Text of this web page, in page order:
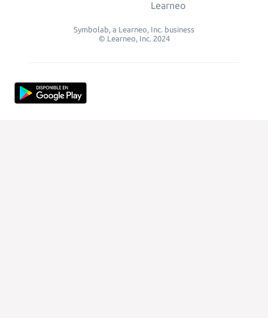
Learneo
Symbolab, a Learneo, Inc. business
© Learneo, Inc. 2024